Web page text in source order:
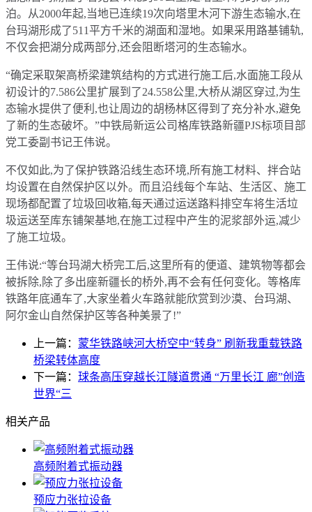
泊。从2000年起,当地已连续19次向塔里木河下游生态输水,在
台玛湖形成了511平方千米的湖面和湿地。如果采用路基铺轨,
不仅会把湖分成两部分,还会阻断塔河的生态输水。
“确定采取架高桥梁建筑结构的方式进行施工后,水面施工段从
初设计的7.586公里扩展到了24.558公里,大桥从湖区穿过,为生
态输水提供了便利,也让周边的胡杨林区得到了充分补水,避免
了新的生态破坏。”中铁局新运公司格库铁路新疆PJS标项目部
党工委副书记王伟说。
不仅如此,为了保护铁路沿线生态环境,所有施工材料、拌合站
均设置在自然保护区以外。而且沿线每个车站、生活区、施工
现场都配置了垃圾回收箱,每天通过运送路料排空车将生活垃
圾运送至库东铺架基地,在施工过程中产生的泥浆部外运,减少
了施工垃圾。
王伟说:“等台玛湖大桥完工后,这里所有的便道、建筑物等都会
被拆除,除了多出座新疆长的桥外,再不会有任何变化。等格库
铁路年底通车了,大家坐着火车路就能欣赏到沙漠、台玛湖、
阿尔金山自然保护区等各种美景了!”
上一篇： 蒙华铁路峡河大桥空中“转身” 刷新我重载铁路
桥梁转体高度
下一篇： 球条高压穿越长江隧道贯通 “万里长江 廊”创造
世界“三
相关产品
高频附着式振动器
预应力张拉设备